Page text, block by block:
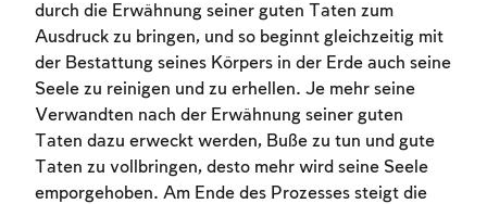
durch die Erwähnung seiner guten Taten zum
Ausdruck zu bringen, und so beginnt gleichzeitig mit
der Bestattung seines Körpers in der Erde auch seine
Seele zu reinigen und zu erhellen. Je mehr seine
Verwandten nach der Erwähnung seiner guten
Taten dazu erweckt werden, Buße zu tun und gute
Taten zu vollbringen, desto mehr wird seine Seele
emporgehoben. Am Ende des Prozesses steigt die